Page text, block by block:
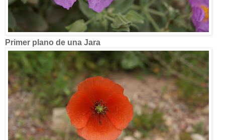
Primer plano de una Jara